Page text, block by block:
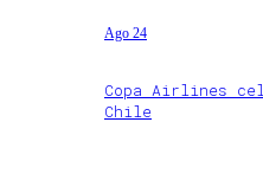
Ago 24
Copa Airlines
Chile